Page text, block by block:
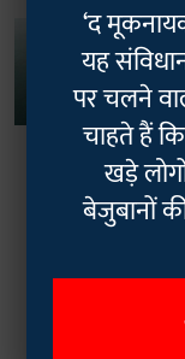
‘द
यह
पर चलने
चाहते हैं
खड़े
बेजुबानों